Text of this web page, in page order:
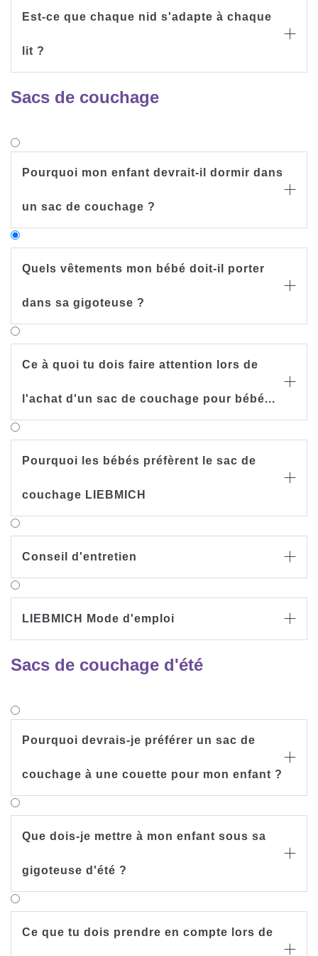
Est-ce que chaque nid s'adapte à chaque
lit ?

Sacs de couchage
Pourquoi mon enfant devrait-il dormir dans
un sac de couchage ?

Quels vêtements mon bébé doit-il porter
dans sa gigoteuse ?

De nombreux parents se posent des questions sur
les vêtements de nuit. Le bébé a-t-il trop chaud ou
a-t-il froid ? En effet, tout comme il y a des nuits
l’extérieur, il existe également des variations de
température pendant la nuit dans la chambre
choisir ses vêtements de nuit. Nous ne souhaitons
Une chose est toutefois essentielle : il ne faut pas
se laisser tromper par l’épaisseur du tissu de la
L’unité de mesure « TOG » peut servir de
référence. Le « TOG » indique la résistance
une température ambiante donnée. Plus la «
valeur TOG » est élevée, plus le bébé a chaud.
Les gigoteuses ont des « valeurs TOG »
différentes. La gigoteuse LIEBMICH a une «
TOG » indiquée. Vous trouverez ici une
recommandation à titre indicatif :
Ce à quoi tu dois faire attention lors de
l'achat d'un sac de couchage pour bébé...

Pourquoi les bébés préfèrent le sac de
couchage LIEBMICH

Conseil d'entretien 
LIEBMICH Mode d'emploi 
Sacs de couchage d'été
Pourquoi devrais-je préférer un sac de
couchage à une couette pour mon enfant ?

Que dois-je mettre à mon enfant sous sa
gigoteuse d'été ?

Ce que tu dois prendre en compte lors de
